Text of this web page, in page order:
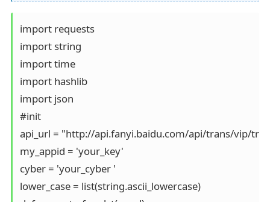
import requests
import string
import time
import hashlib
import json
#init
api_url = "http://api.fanyi.baidu.com/api/trans/vip/
my_appid = 'your_key'
cyber = 'your_cyber '
lower_case = list(string.ascii_lowercase)